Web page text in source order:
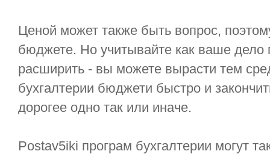
Ценой может также быть вопрос,
бюджете. Но учитывайте как ваше дело
расширить - вы можете вырасти тем
бухгалтерии бюджети быстро и
дорогее одно так или иначе.
Postav5iki програм бухгалтерии могут